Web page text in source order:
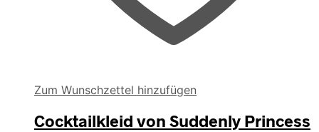
Zum Wunschzettel hinzufügen
Cocktailkleid von Suddenly Princess